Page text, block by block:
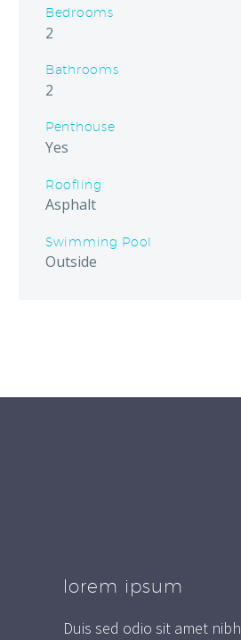
Bedrooms
2
Bathrooms
2
Penthouse
Yes
Roofling
Asphalt
Swimming Pool
Outside
lorem ipsum
Duis sed odio sit amet nibh